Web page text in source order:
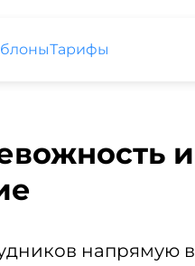
Тарифы
напрямую